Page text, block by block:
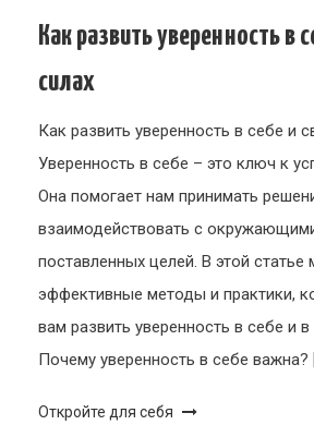
Как развить уверенность в
силах
Как развить уверенность в себе и
Уверенность в себе – это ключ к
Она помогает нам принимать
взаимодействовать с
поставленных целей. В этой
эффективные методы и практики,
вам развить уверенность в себе и в
Почему уверенность в себе важна?
Откройте для себя